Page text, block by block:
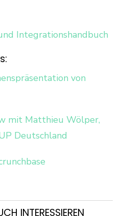
Integrationshandbuch
von
mit Matthieu Wölper,
Deutschland
INTERESSIEREN